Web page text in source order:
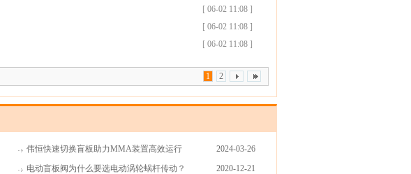
[ 06-02 11:08 ]
[ 06-02 11:08 ]
[ 06-02 11:08 ]
1 2
2024-03-26
伟恒快速切换盲板助力MMA装置高效运行
2020-12-21
电动盲板阀为什么要选电动涡轮蜗杆传动？